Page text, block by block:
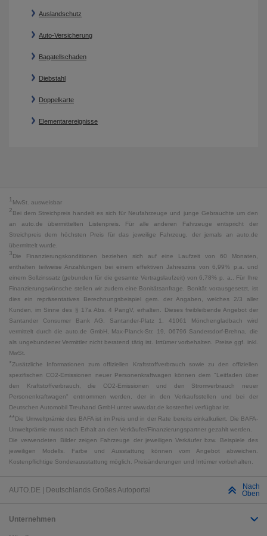
Auslandschutz
Auto-Versicherung
Bagatellschaden
Diebstahl
Doppelkarte
Elementarereignisse
1 MwSt. ausweisbar
2 Bei dem Streichpreis handelt es sich für Neufahrzeuge und junge Gebrauchte um den
an auto.de übermittelten Listenpreis. Für alle anderen Fahrzeuge entspricht der
Streichpreis dem höchsten Preis für das jeweilige Fahrzeug, der jemals an auto.de
übermittelt wurde.
3 Die Finanzierungskonditionen beziehen sich auf eine Laufzeit von 60 Monaten,
enthalten teilweise Anzahlungen bei einem effektiven Jahreszins von 6,99% p.a. und
einem Sollzinssatz (gebunden für die gesamte Vertragslaufzeit) von 6,78% p. a.. Für Ihre
Finanzierungswünsche stellen wir zudem eine Bonitätsanfrage. Bonität vorausgesetzt, ist
dies ein repräsentatives Berechnungsbeispiel gem. der Angaben, welches 2/3 aller
Kunden, im Sinne des § 17a Abs. 4 PangV, erhalten. Dieses freibleibende Angebot der
Santander Consumer Bank AG, Santander-Platz 1, 41061 Mönchengladbach wird
vermittelt durch die auto.de GmbH, Max-Planck-Str. 19, 06796 Sandersdorf-Brehna, die
als ungebundener Vermittler nicht beratend tätig ist. Irrtümer vorbehalten. Preise ggf. inkl.
MwSt.
*Zusätzliche Informationen zum offiziellen Kraftstoffverbrauch sowie zu den offiziellen
spezifischen CO2-Emissionen neuer Personenkraftwagen können dem "Leitfaden über
den Kraftstoffverbrauch, die CO2-Emissionen und den Stromverbrauch neuer
Personenkraftwagen" entnommen werden, der in den Verkaufsstellen und bei der
Deutschen Automobil Treuhand GmbH unter www.dat.de kostenfrei verfügbar ist.
** Die Umweltprämie des BAFA ist im Preis und in der Rate bereits einkalkuliert. Die BAFA-
Umweltprämie muss nach Erhalt an den Verkäufer/Finanzierungspartner gezahlt werden.
Die verwendeten Bilder zeigen Fahrzeuge der jeweiligen Verkäufer bzw. Beispiele des
jeweiligen Modells. Farbe und Ausstattung können vom Angebot abweichen.
Kostenpflichtige Sonderausstattung möglich. Preisänderungen und Irrtümer vorbehalten.
AUTO.DE | Deutschlands Großes Autoportal
Nach
Oben
Unternehmen